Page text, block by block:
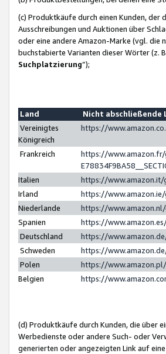
(c) Produktkäufe durch einen Kunden, der
Ausschreibungen und Auktionen über
oder eine andere Amazon-Marke (vgl. die
buchstabierte Varianten dieser Wörter (z.
Suchplatzierung”);
Land
Nicht abschließende
Vereinigtes
Königreich
https://
Frankreich
https://
Italien
https://
Irland
https://
Niederlande
https://
Spanien
https://
Deutschland
https://
Schweden
https://
Polen
https://
Belgien
https://
(d) Produktkäufe durch Kunden, die über
Werbedienste oder andere Such- oder
generierten oder angezeigten Link auf